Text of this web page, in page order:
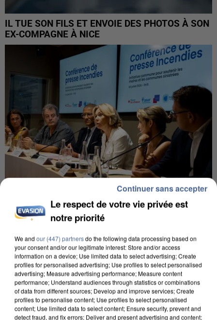
IL TUE SON FILS ET ENVOIE DES PHOTOS À SON
EX-COMPAGNE À NICE
INCENDIES : L’ÎLE-DE-FRANCE LANCE UN ÉLAN
DE SOLIDARITÉ AVEC LES...
Le respect de votre vie privée est
notre priorité
We and our (447) partnersdo the following data processing based on
your consent and/or our legitimate interest: Store and/or access
information on a device; Use limited data to select advertising; Create
profiles for personalised advertising; Use profiles to select personalised
advertising; Measure advertising performance; Measure content
performance; Understand audiences through statistics or combinations
of data from different sources; Develop and improve services; Create
profiles to personalise content; Use profiles to select personalised
content; Use limited data to select content; Ensure security, prevent and
detect fraud, and fix errors; Deliver and present advertising and content;
Continuer sans accepter